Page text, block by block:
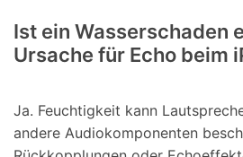
Ist ein Wasserschaden
Ursache für Echo beim
Ja. Feuchtigkeit kann
andere Audiokomponenten